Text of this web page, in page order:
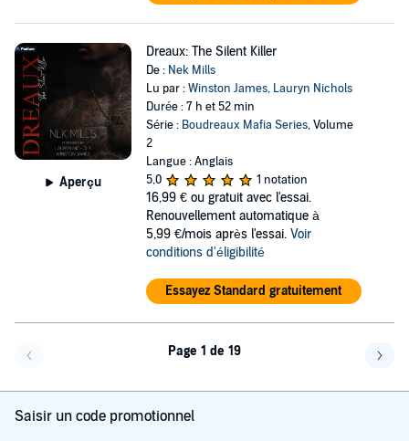
Aperçu
Dreaux: The Silent Killer
De : Nek Mills
Lu par :Winston James, Lauryn Nichols
Durée : 7 h et 52 min
Série : Boudreaux Mafia Series, Volume
2
Langue : Anglais
5,0
1 notation
16,99 € ou gratuit avec l'essai.
Renouvellement automatique à
5,99 €/mois après l'essai. Voir
conditions d'éligibilité
Essayez Standard gratuitement
Page 1 de 19
Saisir un code promotionnel